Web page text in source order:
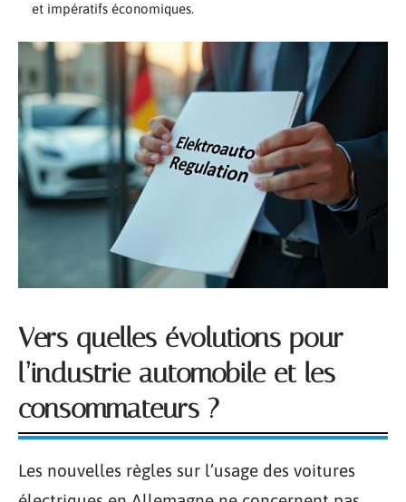
et impératifs économiques.
Vers quelles évolutions pour
l’industrie automobile et les
consommateurs ?
Les nouvelles règles sur l’usage des voitures